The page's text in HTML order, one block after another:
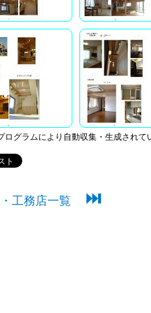
グラムにより自動収集・生成されて
工務店一覧 ⏭